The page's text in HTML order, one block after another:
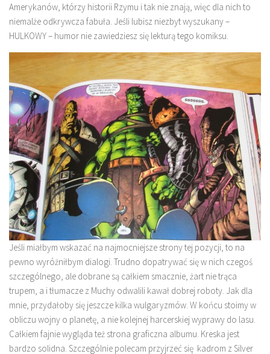
Amerykanów, którzy historii Rzymu i tak nie znają, więc dla nich to
niemalże odkrywcza fabuła. Jeśli lubisz niezbyt wyszukany –
HULKOWY – humor nie zawiedziesz się lekturą tego komiksu.
Jeśli miałbym wskazać na najmocniejsze strony tej pozycji, to na
pewno wyróżniłbym dialogi. Trudno dopatrywać się w nich czegoś
szczególnego, ale dobrane są całkiem smacznie, żart nie trąca
trupem, a i tłumacze z Muchy odwalili kawał dobrej roboty. Jak dla
mnie, przydałoby się jeszcze kilka wulgaryzmów. W końcu stoimy w
obliczu wojny o planetę, a nie kolejnej harcerskiej wyprawy do lasu.
Całkiem fajnie wygląda też strona graficzna albumu. Kreska jest
bardzo solidna. Szczególnie polecam przyjrzeć się kadrom z Silver